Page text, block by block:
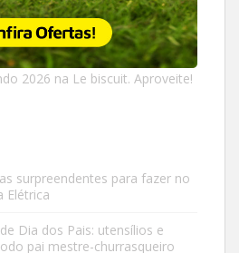
2026 na Le biscuit. Aproveite!
surpreendentes para fazer no
Elétrica
Dia dos Pais: utensílios e
pai mestre-churrasqueiro